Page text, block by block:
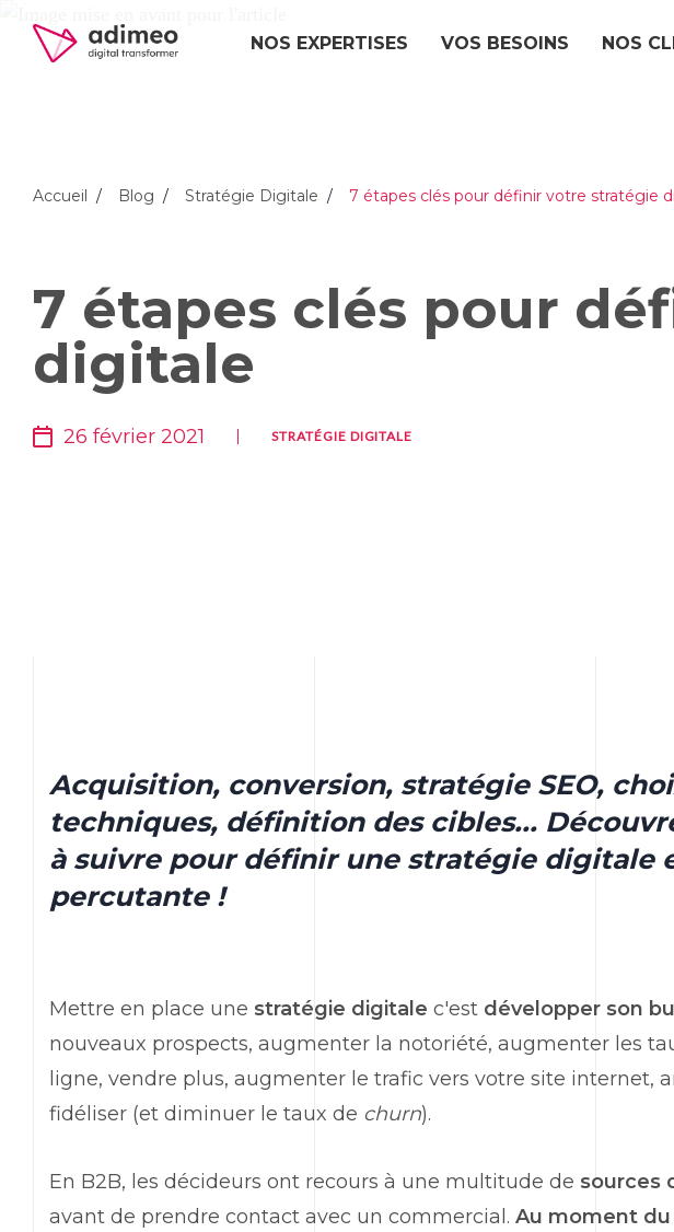
NOS EXPERTISES VOS BESOINS NOS
Accueil Blog Stratégie Digitale 7 étapes clés pour définir votre stratégie
7 étapes clés pour
digitale
26 février 2021 STRATÉGIE DIGITALE
Acquisition, conversion, stratégie SEO,
techniques, définition des cibles...
à suivre pour définir une stratégie digitale
percutante !
Mettre en place une stratégie digitale c'est développer son
nouveaux prospects, augmenter la notoriété, augmenter les
ligne, vendre plus, augmenter le trafic vers votre site internet,
fidéliser (et diminuer le taux de churn).
En B2B, les décideurs ont recours à une multitude de sources
avant de prendre contact avec un commercial. Au moment